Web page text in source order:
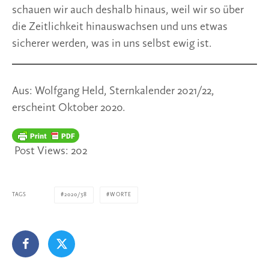
schauen wir auch deshalb hinaus, weil wir so über
die Zeitlichkeit hinauswachsen und uns etwas
sicherer werden, was in uns selbst ewig ist.
Aus: Wolfgang Held, Sternkalender 2021/22,
erscheint Oktober 2020.
Post Views: 202
TAGS 2020/38 WORTE